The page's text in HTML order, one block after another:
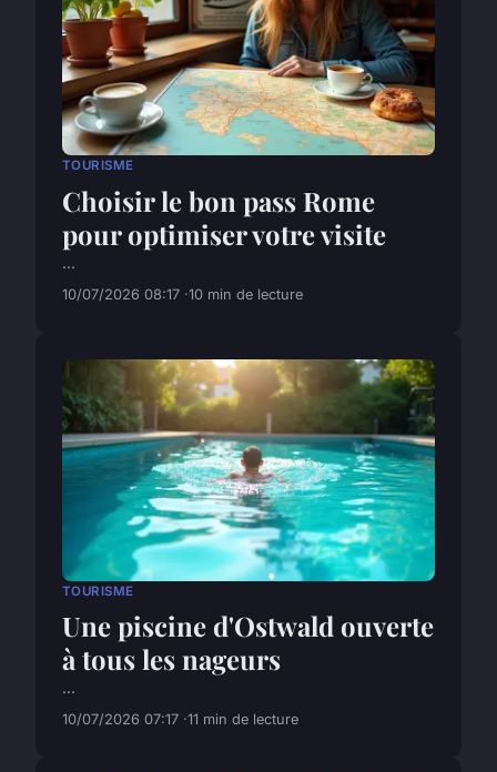
TOURISME
Choisir le bon pass Rome
pour optimiser votre visite
...
10/07/2026 08:17 10 min de lecture
TOURISME
Une piscine d'Ostwald ouverte
à tous les nageurs
...
10/07/2026 07:17 11 min de lecture